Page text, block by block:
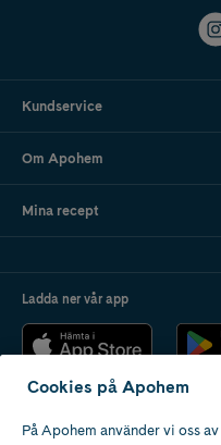
Kundservice
Om Apohem
Mina recept
Ladda ner vår app
Apotek med tillstånd
Cookies på Apohem
På Apohem använder vi oss